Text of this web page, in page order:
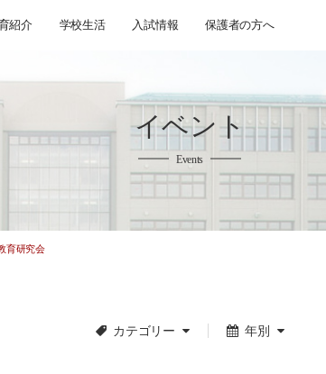
紹介 学校生活 入試情報 保護者の方へ
イベント
Events
育研究会
カテゴリー 年別